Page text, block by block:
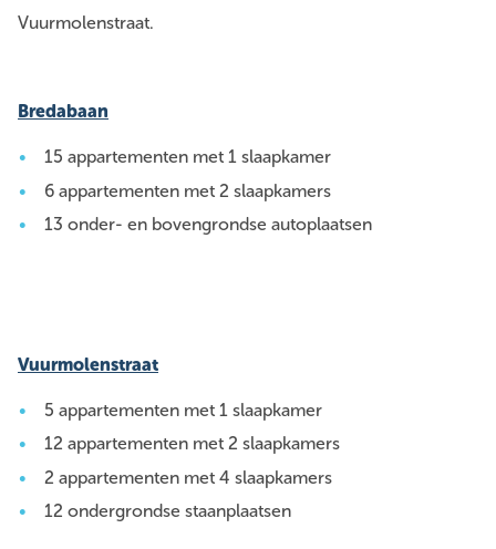
Vuurmolenstraat.
Bredabaan
15 appartementen met 1 slaapkamer
6 appartementen met 2 slaapkamers
13 onder- en bovengrondse autoplaatsen
Vuurmolenstraat
5 appartementen met 1 slaapkamer
12 appartementen met 2 slaapkamers
2 appartementen met 4 slaapkamers
12 ondergrondse staanplaatsen